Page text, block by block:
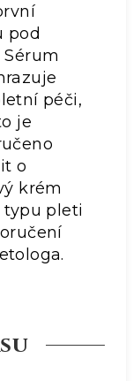
pod
Sérum
péči,
je
o
krém
typu pleti